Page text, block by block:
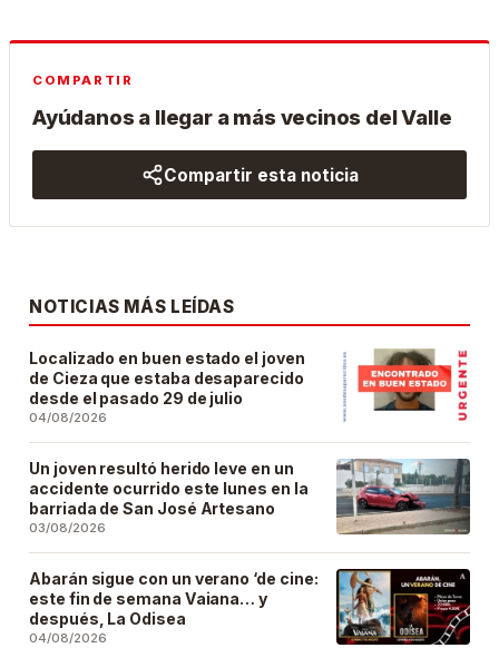
COMPARTIR
Ayúdanos a llegar a más vecinos del Valle
Compartir esta noticia
NOTICIAS MÁS LEÍDAS
Localizado en buen estado el joven
de Cieza que estaba desaparecido
desde el pasado 29 de julio
04/08/2026
Un joven resultó herido leve en un
accidente ocurrido este lunes en la
barriada de San José Artesano
03/08/2026
Abarán sigue con un verano ‘de cine:
este fin de semana Vaiana… y
después, La Odisea
04/08/2026